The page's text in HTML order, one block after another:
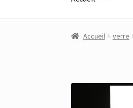
Accueil Altimètre
Accueil verre